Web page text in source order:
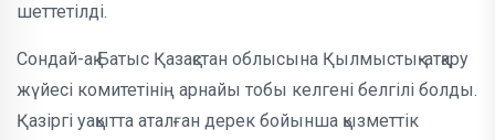
шеттетілді.
Сондай-ақ Батыс Қазақстан облысына Қылмыстық-атқару
жүйесі комитетінің арнайы тобы келгені белгілі болды.
Қазіргі уақытта аталған дерек бойынша қызметтік